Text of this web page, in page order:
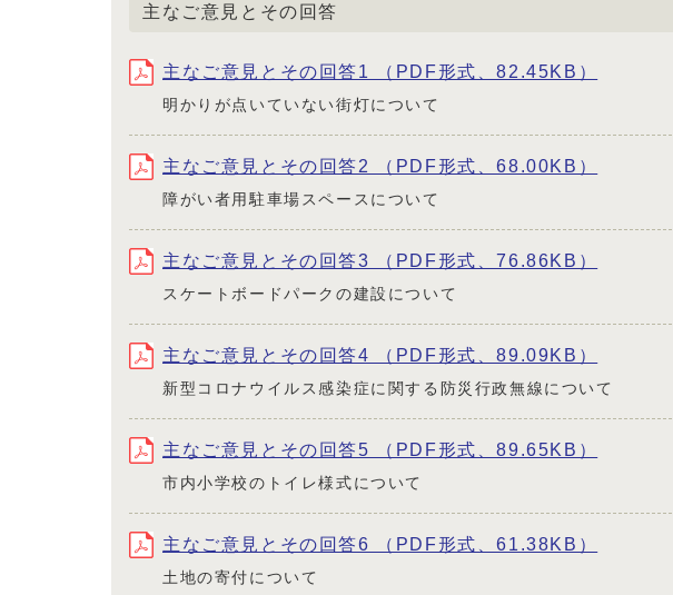
主なご意見とその回答
主なご意見とその回答1 （PDF形式、82.45KB）
明かりが点いていない街灯について
主なご意見とその回答2 （PDF形式、68.00KB）
障がい者用駐車場スペースについて
主なご意見とその回答3 （PDF形式、76.86KB）
スケートボードパークの建設について
主なご意見とその回答4 （PDF形式、89.09KB）
新型コロナウイルス感染症に関する防災行政無線について
主なご意見とその回答5 （PDF形式、89.65KB）
市内小学校のトイレ様式について
主なご意見とその回答6 （PDF形式、61.38KB）
土地の寄付について